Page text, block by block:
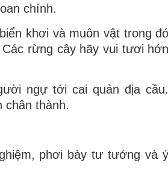
chính.
khơi và muôn vật trong đó
rừng cây hãy vui tươi hớn
ngự tới cai quản địa cầu.
chân thành.
phơi bày tư tưởng và ý